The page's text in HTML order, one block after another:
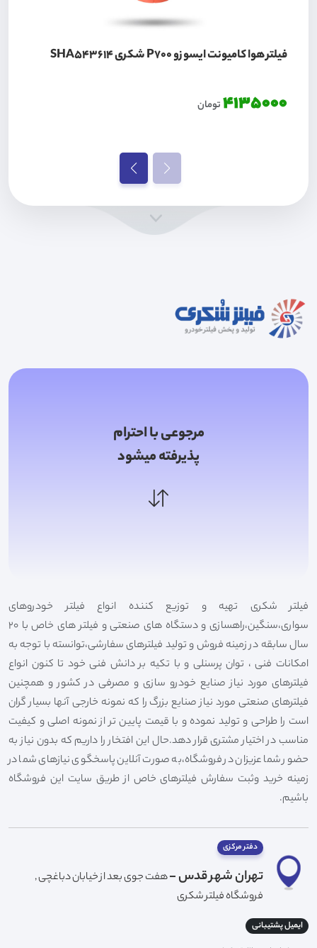
فیلتر هوا کامیونت ایسوزو P700 شکری SHA543614
4135000تومان
مرجوعی با احترام
پذیرفته میشود
فیلتر شکری تهیه و توزیع کننده انواع فیلتر خودروهای
سواری،سنگین،راهسازی و دستگاه های صنعتی و فیلتر های خاص با 20
سال سابقه در زمینه فروش و تولید فیلترهای سفارشی،توانسته با توجه به
امکانات فنی ، توان پرسنلی و با تکیه بر دانش فنی خود تا کنون انواع
فیلترهای مورد نیاز صنایع خودرو سازی و مصرفی در کشور و همچنین
فیلترهای صنعتی مورد نیاز صنایع بزرگ را که نمونه خارجی آنها بسیار گران
است را طراحی و تولید نموده و با قیمت پایین تر از نمونه اصلی و کیفیت
مناسب در اختیار مشتری قرار دهد.حال این افتخار را داریم که بدون نیاز به
حضور شما عزیزان در فروشگاه،به صورت آنلاین پاسخگوی نیازهای شما در
زمینه خرید وثبت سفارش فیلترهای خاص از طریق سایت این فروشگاه
باشیم.
دفتر مرکزی
تهران شهر قدس -هفت جوی بعد از خیابان دباغچی ,
فروشگاه فیلتر شکری
ایمیل پشتیبانی